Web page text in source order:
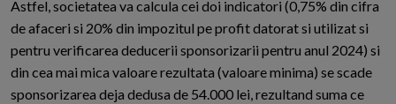
Astfel, societatea va calcula cei doi indicatori (0,75% din cifra
de afaceri si 20% din impozitul pe profit datorat si utilizat si
pentru verificarea deducerii sponsorizarii pentru anul 2024) si
din cea mai mica valoare rezultata (valoare minima) se scade
sponsorizarea deja dedusa de 54.000 lei, rezultand suma ce